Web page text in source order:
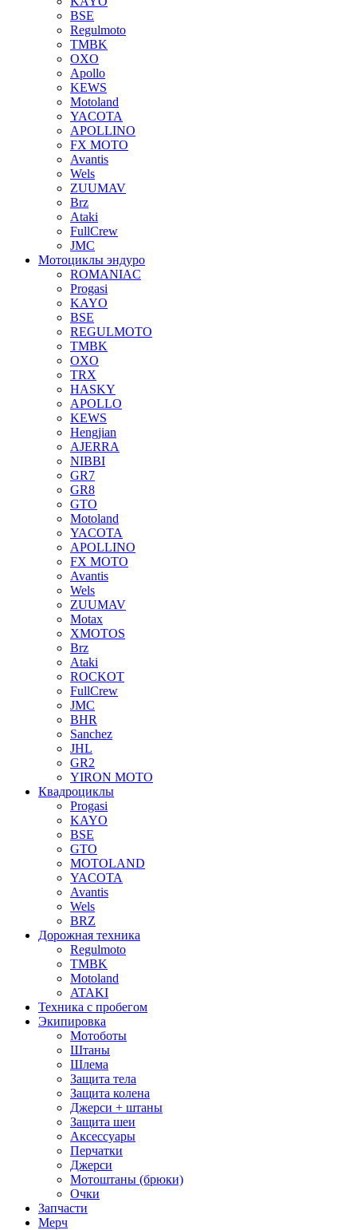
BSE
Regulmoto
TMBK
OXO
Apollo
KEWS
Motoland
YACOTA
APOLLINO
FX MOTO
Avantis
Wels
ZUUMAV
Brz
Ataki
FullCrew
JMC
Мотоциклы эндуро
ROMANIAC
Progasi
KAYO
BSE
REGULMOTO
TMBK
OXO
TRX
HASKY
APOLLO
KEWS
Hengjian
AJERRA
NIBBI
GR7
GR8
GTO
Motoland
YACOTA
APOLLINO
FX MOTO
Avantis
Wels
ZUUMAV
Motax
XMOTOS
Brz
Ataki
ROCKOT
FullCrew
JMC
BHR
Sanchez
JHL
GR2
YIRON MOTO
Квадроциклы
Progasi
KAYO
BSE
GTO
MOTOLAND
YACOTA
Avantis
Wels
BRZ
Дорожная техника
Regulmoto
TMBK
Motoland
ATAKI
Техника с пробегом
Экипировка
Мотоботы
Штаны
Шлема
Защита тела
Защита колена
Джерси + штаны
Защита шеи
Аксессуары
Перчатки
Джерси
Мотоштаны (брюки)
Очки
Запчасти
Мерч